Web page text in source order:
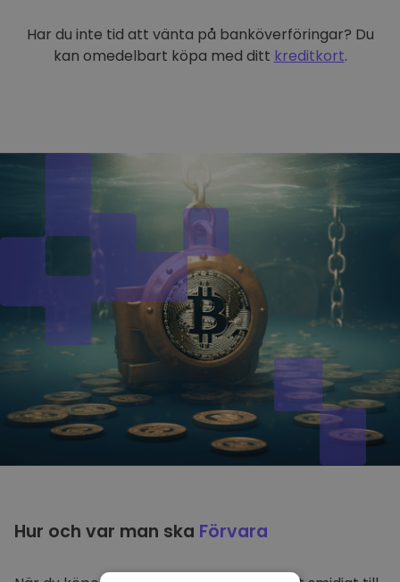
Har du inte tid att vänta på banköverföringar? Du
kan omedelbart köpa med ditt kreditkort.
Hur och var man ska Förvara